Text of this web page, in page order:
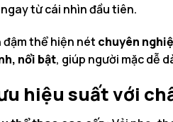
từ cái nhìn đầu tiên.
đậm thể hiện nét chuyên
nổi bật, giúp người mặc dễ
hiệu suất với